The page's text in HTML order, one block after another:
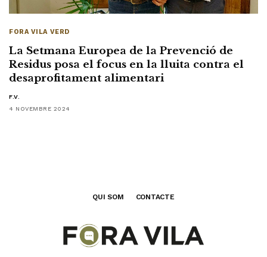
FORA VILA VERD
La Setmana Europea de la Prevenció de
Residus posa el focus en la lluita contra el
desaprofitament alimentari
F.V.
4 NOVEMBRE 2024
QUI SOM CONTACTE